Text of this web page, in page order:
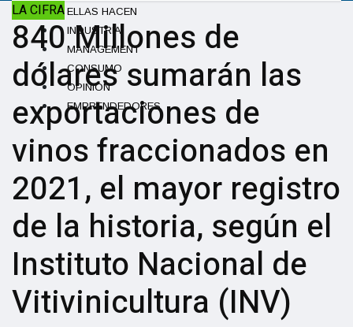
ELLAS HACEN
INDUSTRIA
MANAGEMENT
CONSUMO
OPINIÓN
EMPRENDEDORES
LA CIFRA
840 Millones de
dólares sumarán las
exportaciones de
vinos fraccionados en
2021, el mayor registro
de la historia, según el
Instituto Nacional de
Vitivinicultura (INV)